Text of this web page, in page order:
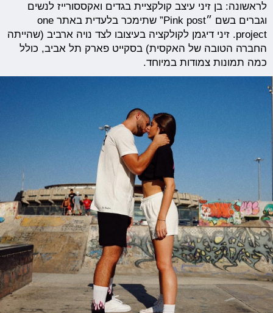
לראשונה: בן זיני עיצב קולקציית בגדים ואקססורייז לנשים
וגברים בשם ״Pink post” שתימכר בלעדית באתר one
project. זיני דיגמן לקולקציה בעיצובו לצד נויה ארביב (שהייתה
החברה הטובה של האקסית) בסקייט פארק תל אביב, כולל
כמה תמונות צמודות במיוחד.